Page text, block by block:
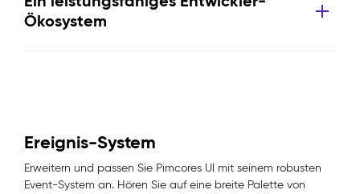
Ökosystem
Ereignis-System
Erweitern und passen Sie Pimcores UI mit seinem robusten
Event-System an. Hören Sie auf eine breite Palette von